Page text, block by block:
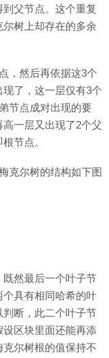
父节点。这个重复
树上却存在的多余
，然后再依据这3个
了，这一层仅有3个
节点成对出现的要
一层又出现了2个父
节点。
克尔树的结构如下图
然最后一个叶子节
具有相同哈希的叶
断，此二个叶子节
区块里面还能再添
尔树根的值保持不